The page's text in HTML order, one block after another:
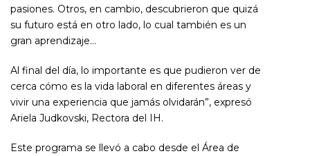
pasiones. Otros, en cambio, descubrieron que quizá
su futuro está en otro lado, lo cual también es un
gran aprendizaje…
Al final del día, lo importante es que pudieron ver de
cerca cómo es la vida laboral en diferentes áreas y
vivir una experiencia que jamás olvidarán”, expresó
Ariela Judkovski, Rectora del IH.
Este programa se llevó a cabo desde el Área de